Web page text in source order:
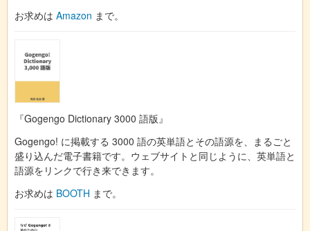
お求めは Amazon まで。
『Gogengo Dictionary 3000 語版』
Gogengo! に掲載する 3000 語の英単語とその語源を、まるごと
盛り込んだ電子書籍です。ウェブサイトと同じように、英単語と
語源をリンクで行き来できます。
お求めは BOOTH まで。